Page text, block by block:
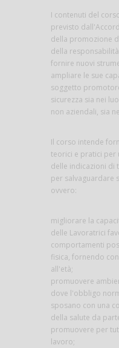
I contenuti del
previsto
della promozione
della
fornire nuovi
ampliare le sue
soggetto
sicurezza sia nei
non aziendali, sia
Il corso intende
teorici e pratici per
delle indicazioni di
per salvaguardare
ovvero:
migliorare la
delle Lavoratrici
comportamenti
fisica, fornendo
all'età;
promuovere
dove l'obbligo
sposano con una
della salute da
promuovere per
lavoro;